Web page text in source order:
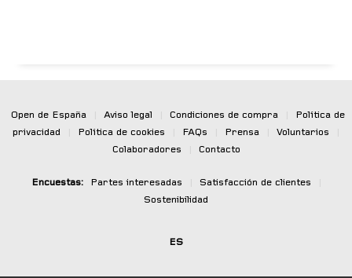
Open de España Aviso legal Condiciones de compra
Política de
privacidad
Política de cookies FAQs Prensa Voluntarios
Colaboradores
Contacto
Encuestas: Partes interesadas Satisfacción de clientes
Sostenibilidad
ES